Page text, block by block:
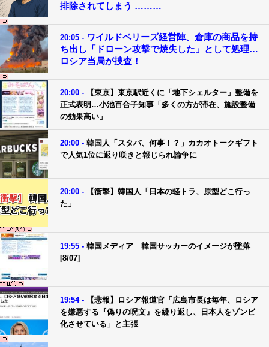
排除されてしまう ………
20:05 - ワイルドベリーズ経営陣、倉庫の商品を持
ち出し「ドローン攻撃で焼失した」として処理…
ロシア当局が捜査！
20:00 -
【東京】東京駅近くに「地下シェルター」整備を
正式表明…小池百合子知事「多くの方が滞在、施設整備
の効果高い」
20:00 - 韓国人「スタバ、何事！？」カカオトークギフト
で人気1位に返り咲きと報じられ論争に
20:00 -
【衝撃】韓国人「日本の軽トラ、原型どこ行っ
た」
19:55 - 韓国メディア 韓国サッカーのイメージが墜落
[8/07]
19:54 -
【悲報】ロシア報道官「広島市長は毎年、ロシア
を嫌悪する『偽りの呪文』を繰り返し、日本人をゾンビ
化させている」と主張